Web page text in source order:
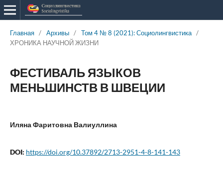
Главная / Архивы / Том 4 № 8 (2021): Социолингвистика /
ХРОНИКА НАУЧНОЙ ЖИЗНИ
ФЕСТИВАЛЬ ЯЗЫКОВ
МЕНЬШИНСТВ В ШВЕЦИИ
Иляна Фаритовна Валиуллина
DOI: https://doi.org/10.37892/2713-2951-4-8-141-143